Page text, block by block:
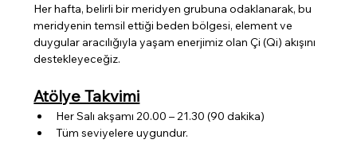
Her hafta, belirli bir meridyen grubuna odaklanarak, bu
meridyenin temsil ettiği beden bölgesi, element ve
duygular aracılığıyla yaşam enerjimiz olan Çi (Qi) akışını
destekleyeceğiz.
Atölye Takvimi
Her Salı akşamı 20.00 – 21.30 (90 dakika)
Tüm seviyelere uygundur.